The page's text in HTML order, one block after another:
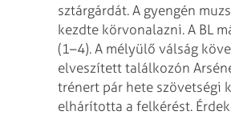
sztárgárdát. A gyengén
kezdte körvonalazni. A BL
(1–4). A mélyülő válság
elveszített találkozón
trénert pár hete szövetségi
elhárította a felkérést.